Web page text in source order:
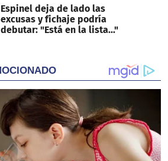
Espinel deja de lado las
excusas y fichaje podría
debutar: "Está en la lista..."